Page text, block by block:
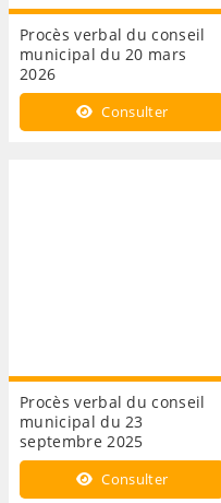
Procès verbal du conseil
municipal du 20 mars
2026
Consulter
Procès verbal du conseil
municipal du 23
septembre 2025
Consulter